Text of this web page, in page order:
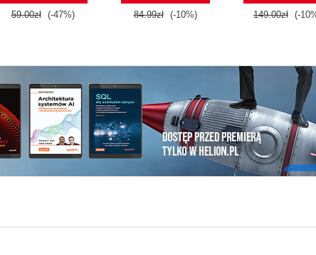
59.00zł (-47%) 84.99zł (-10%) 149.00zł (-